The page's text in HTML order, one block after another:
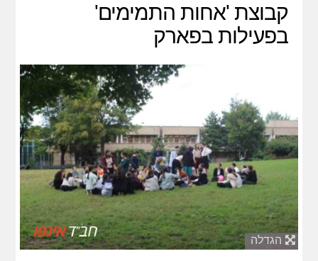
קבוצת 'אחות התמימים'
בפעילות בפארק
הגדלה